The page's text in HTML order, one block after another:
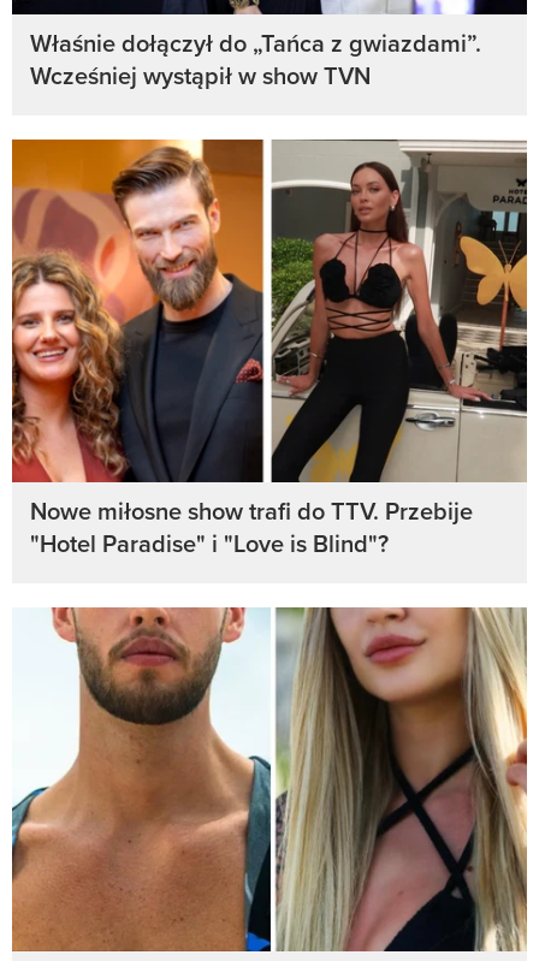
Właśnie dołączył do „Tańca z gwiazdami”.
Wcześniej wystąpił w show TVN
Nowe miłosne show trafi do TTV. Przebije
"Hotel Paradise" i "Love is Blind"?